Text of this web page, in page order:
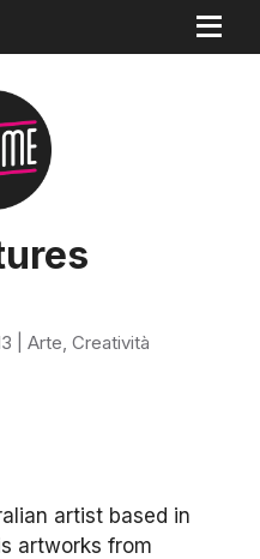
Arte, Creatività
artist based in
artworks from